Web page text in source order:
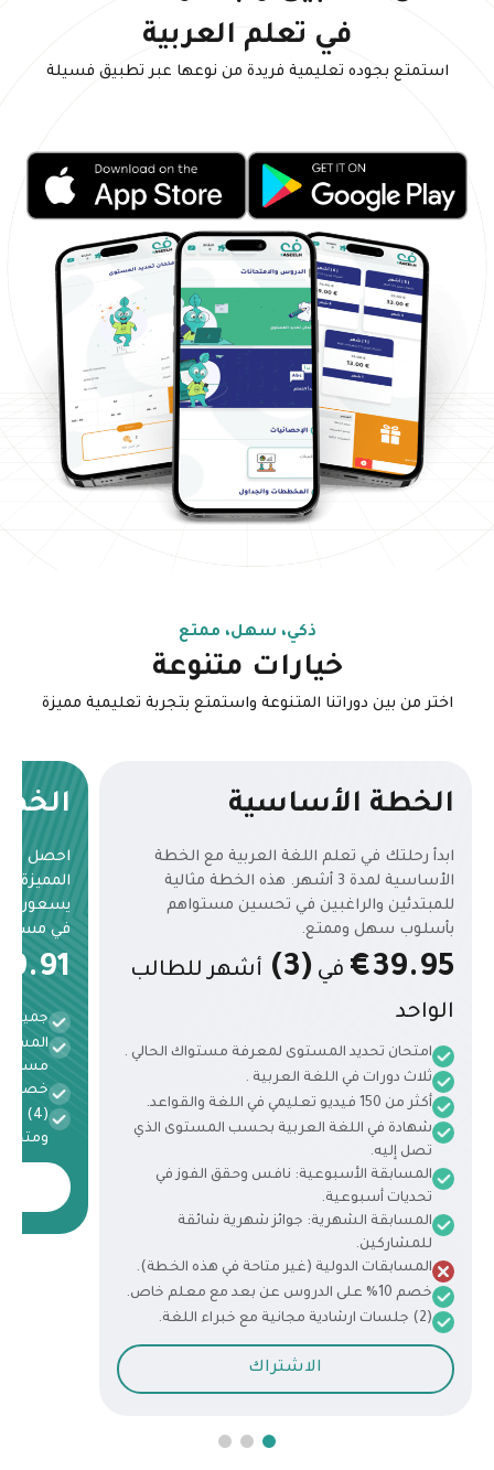
في تعلم العربية
استمتع بجوده تعليمية فريدة من نوعها عبر تطبيق فسيلة
ذكي، سهل، ممتع
خيارات متنوعة
اختر من بين دوراتنا المتنوعة واستمتع بتجربة تعليمية مميزة
الخطة الأساسية
ابدأ رحلتك في تعلم اللغة العربية مع الخطة
الأساسية لمدة 3 أشهر. هذه الخطة مثالية
للمبتدئين والراغبين في تحسين مستواهم
بأسلوب سهل وممتع.
€39.95 في (3)
أشهر للطالب
الواحد
امتحان تحديد المستوى لمعرفة مستواك الحالي .
ثلاث دورات في اللغة العربية .
أكثر من 150 فيديو تعليمي في اللغة والقواعد.
شهادة في اللغة العربية بحسب المستوى الذي
تصل إليه.
المسابقة الأسبوعية: نافس وحقق الفوز في
تحديات أسبوعية.
المسابقة الشهرية: جوائز شهرية شائقة
للمشاركين.
المسابقات الدولية (غير متاحة في هذه الخطة).
خصم 10% على الدروس عن بعد مع معلم خاص.
(2) جلسات ارشادية مجانية مع خبراء اللغة.
الاشتراك
احصل على
يسعون
في
جميع
مستوى
خصم 15% على الدروس عن بعد مع معلم خاص.
(4)